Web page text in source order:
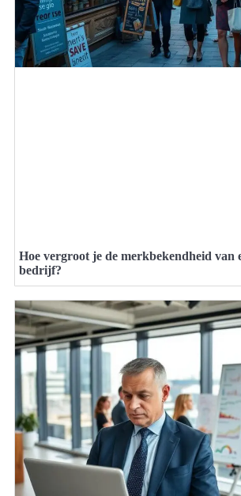
Hoe vergroot je de merkbekendheid van
bedrijf?